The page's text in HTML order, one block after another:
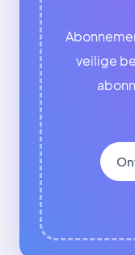
veilige